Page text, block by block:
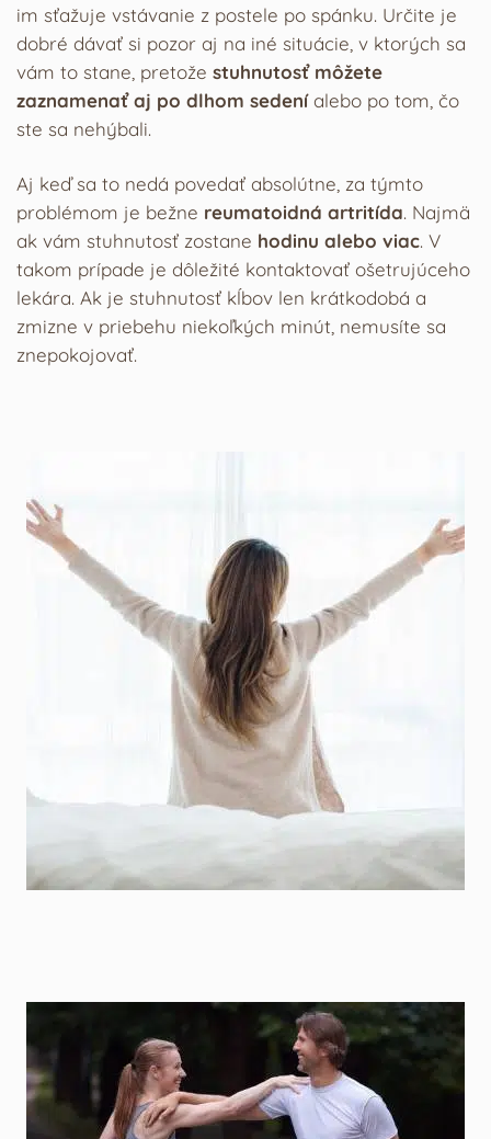
im sťažuje vstávanie z postele po spánku. Určite je
dobré dávať si pozor aj na iné situácie, v ktorých sa
vám to stane, pretože stuhnutosť môžete
zaznamenať aj po dlhom sedeníalebo po tom, čo
ste sa nehýbali.
Aj keď sa to nedá povedať absolútne, za týmto
problémom je bežne reumatoidná artritída. Najmä
ak vám stuhnutosť zostane hodinu alebo viac. V
takom prípade je dôležité kontaktovať ošetrujúceho
lekára. Ak je stuhnutosť kĺbov len krátkodobá a
zmizne v priebehu niekoľkých minút, nemusíte sa
znepokojovať.